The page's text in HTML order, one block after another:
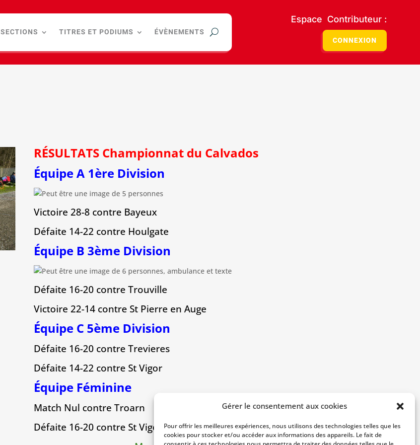
Gérer le consentement aux cookies
Pour offrir les meilleures expériences, nous utilisons des technologies telles que les
cookies pour stocker et/ou accéder aux informations des appareils. Le fait de
SECTIONS TITRES ET PODIUMS ÉVÈNEMENTS
Espace Contributeur :
CONNEXION
RÉSULTATS Championnat du Calvados
Équipe A 1ère Division
Victoire 28-8 contre Bayeux
Défaite 14-22 contre Houlgate
Équipe B 3ème Division
Défaite 16-20 contre Trouville
Victoire 22-14 contre St Pierre en Auge
Équipe C 5ème Division
Défaite 16-20 contre Trevieres
Défaite 14-22 contre St Vigor
Équipe Féminine
Match Nul contre Troarn
Défaite 16-20 contre St Vigor